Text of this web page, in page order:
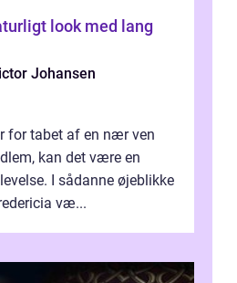
Johansen
for tabet af en nær ven
kan det være en
I sådanne øjeblikke
væ...